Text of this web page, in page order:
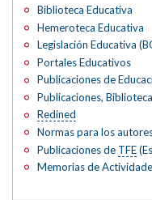
Biblioteca Educativa
Hemeroteca Educativa
Legislación Educativa
Portales Educativos
Publicaciones de
Publicaciones,
Redined
Normas para los
Publicaciones de TFE
Memorias de